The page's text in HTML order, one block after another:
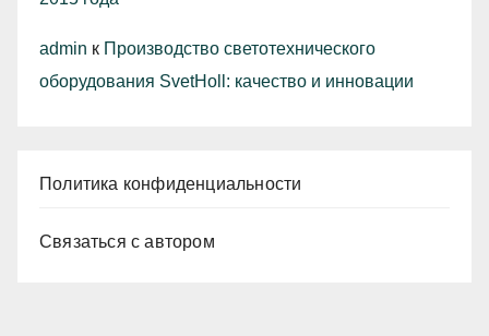
admin к Производство светотехнического
оборудования SvetHoll: качество и инновации
Политика конфиденциальности
Связаться с автором